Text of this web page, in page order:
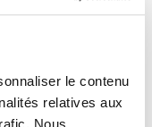
le contenu
relatives aux
Nous
programme !